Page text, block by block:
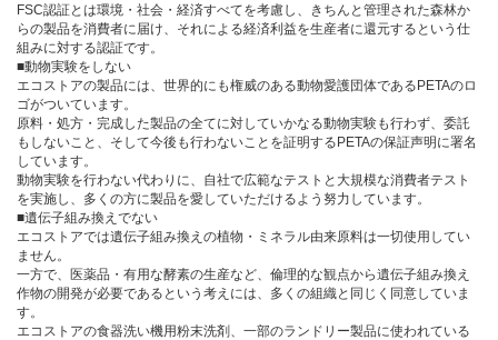
FSC認証とは環境・社会・経済すべてを考慮し、きちんと管理された森林か
らの製品を消費者に届け、それによる経済利益を生産者に還元するという仕
組みに対する認証です。
■動物実験をしない
エコストアの製品には、世界的にも権威のある動物愛護団体であるPETAのロ
ゴがついています。
原料・処方・完成した製品の全てに対していかなる動物実験も行わず、委託
もしないこと、そして今後も行わないことを証明するPETAの保証声明に署名
しています。
動物実験を行わない代わりに、自社で広範なテストと大規模な消費者テスト
を実施し、多くの方に製品を愛していただけるよう努力しています。
■遺伝子組み換えでない
エコストアでは遺伝子組み換えの植物・ミネラル由来原料は一切使用してい
ません。
一方で、医薬品・有用な酵素の生産など、倫理的な観点から遺伝子組み換え
作物の開発が必要であるという考えには、多くの組織と同じく同意していま
す。
エコストアの食器洗い機用粉末洗剤、一部のランドリー製品に使われている